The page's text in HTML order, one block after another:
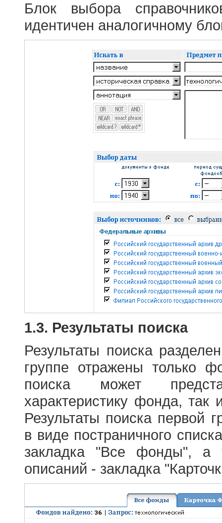
Блок выбора
идентичен аналогичному
1.3. Результаты поиска
Результаты поиска
группе отражены только
поиска может
характеристику фонда,
Результаты поиска первой
в виде постраничного
закладка "Все фонды", а
описаний - закладка